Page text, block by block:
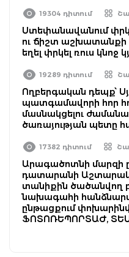
19304 դիտում
Ստեփանավանում
ու ճիշտ աշխատանքի
եղել փրկել ռուս կնոջ
19289 դիտում
Ողբերգական դեպք՝
պատգամավորի հոր
մասնակցելու
ծառայության պետը
17382 դիտում
Արագածոտնի մարզի
դատարանի
տանիքին ծածանվող
նախագահի
ընթացքում
ՖՈՏՈՌԵՊՈՐՏԱԺ,